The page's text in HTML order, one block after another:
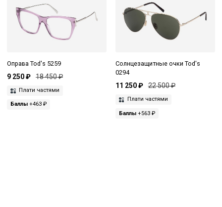
Оправа Tod's 5259
9 250 ₽ 18 450 ₽
Плати частями
Баллы +463 ₽
Солнцезащитные очки Tod's
0294
11 250 ₽ 22 500 ₽
Плати частями
Баллы+563 ₽